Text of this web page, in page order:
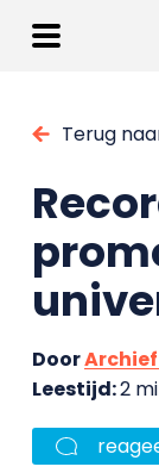
Terug
Door
Leestijd:2